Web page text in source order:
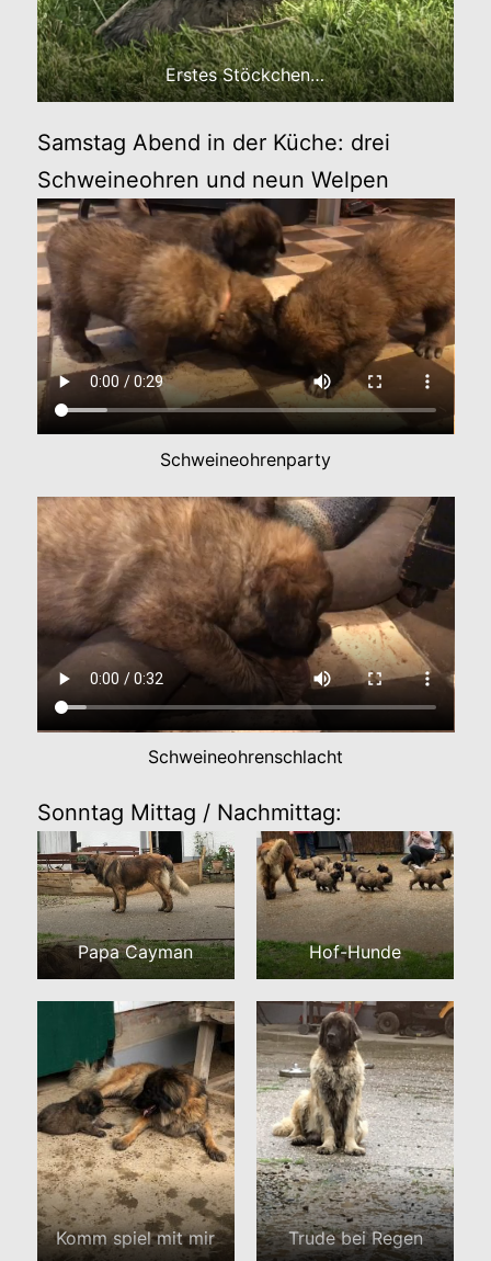
Erstes Stöckchen…
Samstag Abend in der Küche: drei
Schweineohren und neun Welpen
Schweineohrenparty
Schweineohrenschlacht
Sonntag Mittag / Nachmittag:
Papa Cayman Hof-Hunde
Komm spiel mit mir Trude bei Regen